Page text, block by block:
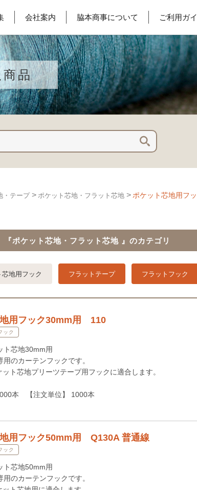
会社案内 脇本商事について ご利用ガ
商品
・テープ > ポケット芯地・フラット芯地 > ポケット芯地用フ
『ポケット芯地・フラット芯地 』のカテゴリ
地用フック フラットテープ フラットフック
用フック30mm用 110
ック
ト芯地30mm用
のカーテンフックです。
ト芯地プリーツテープ用フックに適合します。
本 【注文単位】 1000本
用フック50mm用 Q130A 普通線
ック
ト芯地50mm用
のカーテンフックです。